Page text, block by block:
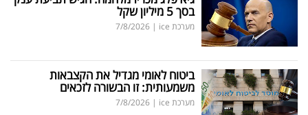
בסך 5 מיליון שקל
מערכת ice |
7/8/2026
ביטוח לאומי מגדיל את הקצבאות
משמעותית: זו הבשורה לזכאים
מערכת ice |
7/8/2026